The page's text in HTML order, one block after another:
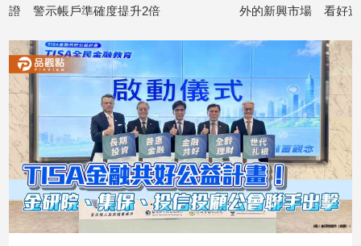
親
感
情
藝
術
／
文
創
／
電
影
推
薦
外的新興市場 看好這些產業
1688